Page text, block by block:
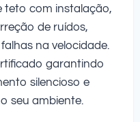
teto com instalação,
de ruídos,
na velocidade.
garantindo
silencioso e
seu ambiente.